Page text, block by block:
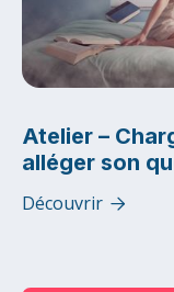
Atelier –
alléger son
Découvrir 